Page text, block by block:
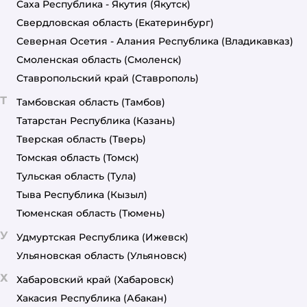
Саха Республика - Якутия (Якутск)
Свердловская область (Екатеринбург)
Северная Осетия - Алания Республика (Владикавказ)
Смоленская область (Смоленск)
Ставропольский край (Ставрополь)
Т Тамбовская область (Тамбов)
Татарстан Республика (Казань)
Тверская область (Тверь)
Томская область (Томск)
Тульская область (Тула)
Тыва Республика (Кызыл)
Тюменская область (Тюмень)
У Удмуртская Республика (Ижевск)
Ульяновская область (Ульяновск)
Х Хабаровский край (Хабаровск)
Хакасия Республика (Абакан)